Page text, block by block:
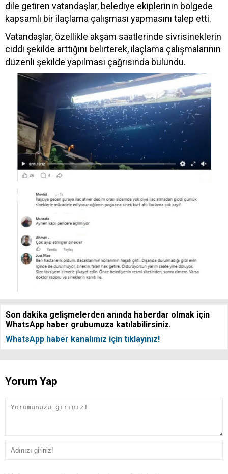
dile getiren vatandaşlar, belediye ekiplerinin bölgede
kapsamlı bir ilaçlama çalışması yapmasını talep etti.
Vatandaşlar, özellikle akşam saatlerinde sivrisineklerin
ciddi şekilde arttığını belirterek, ilaçlama çalışmalarının
düzenli şekilde yapılması çağrısında bulundu.
Son dakika gelişmelerden anında haberdar olmak için
WhatsApp haber grubumuza katılabilirsiniz.
WhatsApp haber kanalımız için tıklayınız!
Yorum Yap